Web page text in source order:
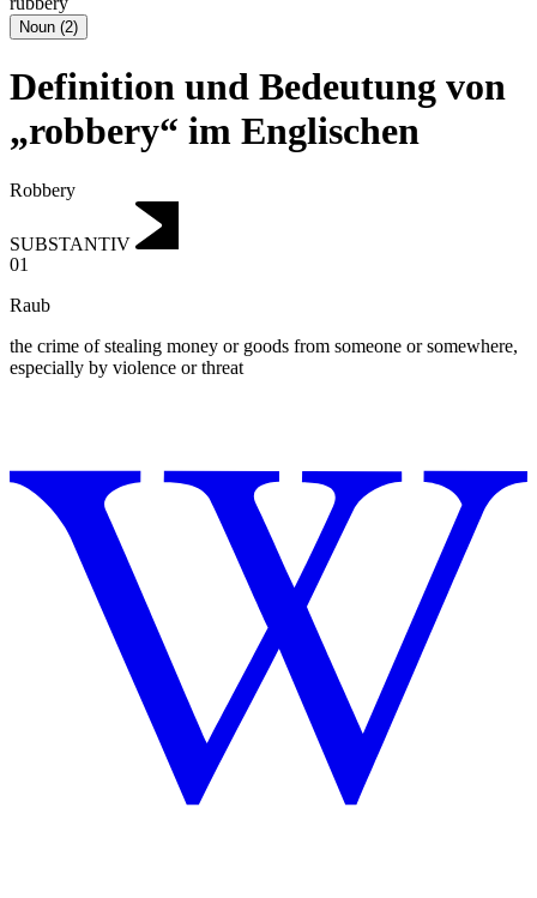
Noun (2)
Definition und Bedeutung von
„robbery“ im Englischen
Robbery
SUBSTANTIV
01
Raub
the crime of stealing money or goods from someone or somewhere,
especially by violence or threat